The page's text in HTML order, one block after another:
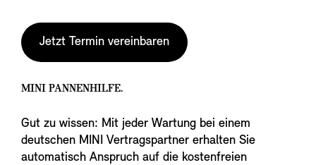
Jetzt Termin vereinbaren
MINI PANNENHILFE.
Gut zu wissen: Mit jeder Wartung bei einem
deutschen MINI Vertragspartner erhalten Sie
automatisch Anspruch auf die kostenfreien